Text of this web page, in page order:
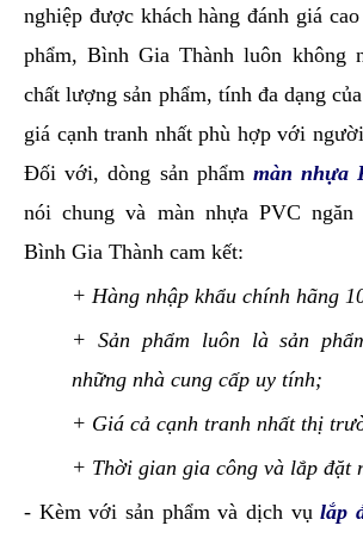
nghiệp được khách hàng đánh giá
phẩm, Bình Gia Thành luôn không
chất lượng sản phẩm, tính đa dạng
giá cạnh tranh nhất phù hợp với
Đối với, dòng sản phẩmmàn nhựa
nói chung và màn nhựa PVC
Bình Gia Thành cam kết:
+ Hàng nhập khẩu chính hãng
+ Sản phẩm luôn là sản
những nhà cung cấp uy tính;
+ Giá cả cạnh tranh nhất thị
+ Thời gian gia công và lắp đặt
- Kèm với sản phẩm và dịch vụlắp